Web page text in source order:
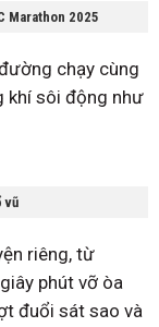
Marathon 2025
chạy cùng
khí sôi động như
vũ
riêng, từ
phút vỡ òa
đuổi sát sao và